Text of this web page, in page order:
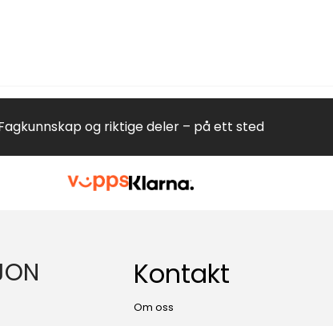
og riktige deler – på ett sted
Kontakt
Om oss